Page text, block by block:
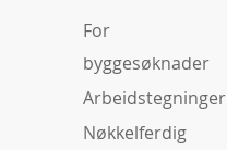
For
byggesøknader
Arbeidstegninger
Nøkkelferdig